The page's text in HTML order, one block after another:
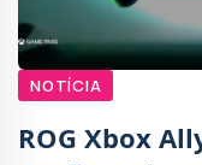
NOTÍCIA
ROG Xbox